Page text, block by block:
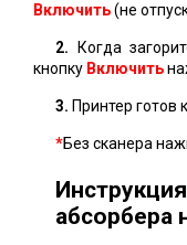
Включить(не
2. Когда
кнопку Включить
3. Принтер готов
*Без сканера
абсорбера